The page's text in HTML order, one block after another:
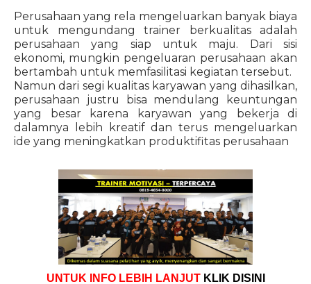
Perusahaan yang rela mengeluarkan banyak biaya
untuk mengundang trainer berkualitas adalah
perusahaan yang siap untuk maju. Dari sisi
ekonomi, mungkin pengeluaran perusahaan akan
bertambah untuk memfasilitasi kegiatan tersebut.
Namun dari segi kualitas karyawan yang dihasilkan,
perusahaan justru bisa mendulang keuntungan
yang besar karena karyawan yang bekerja di
dalamnya lebih kreatif dan terus mengeluarkan
ide yang meningkatkan produktifitas perusahaan
UNTUK INFO LEBIH LANJUT KLIK DISINI